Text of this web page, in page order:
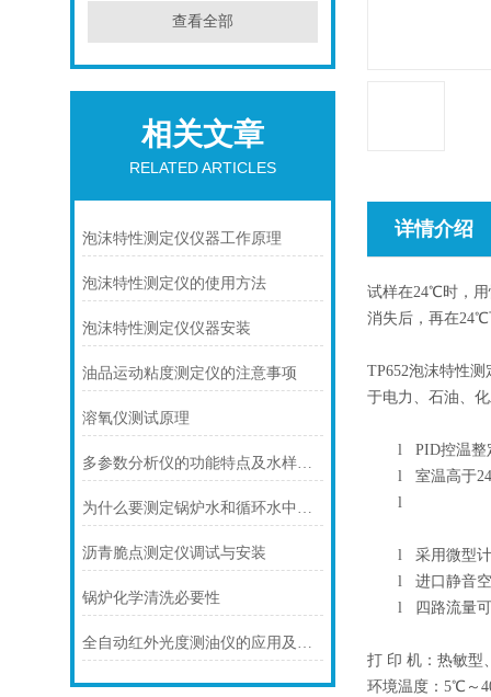
查看全部
相关文章
RELATED ARTICLES
泡沫特性测定仪仪器工作原理
泡沫特性测定仪的使用方法
泡沫特性测定仪仪器安装
油品运动粘度测定仪的注意事项
溶氧仪测试原理
多参数分析仪的功能特点及水样测量
为什么要测定锅炉水和循环水中的硅含量
沥青脆点测定仪调试与安装
锅炉化学清洗必要性
全自动红外光度测油仪的应用及操作注意
详情介绍
试样在24℃时，用
消失后，再在
TP652泡沫特性
于电力、石油、
l
PID控温整
l
室温高于
l
l
采用微型
l
进口静音
l
四路流量
打 印 机：热敏型
环境温度：5℃～